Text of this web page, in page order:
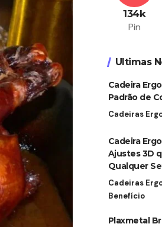
134k
Pin
Ultimas
Cadeira
Padrão de
Cadeiras
Cadeira
Ajustes 3D
Qualquer
Cadeiras
Benefício
Plaxmetal